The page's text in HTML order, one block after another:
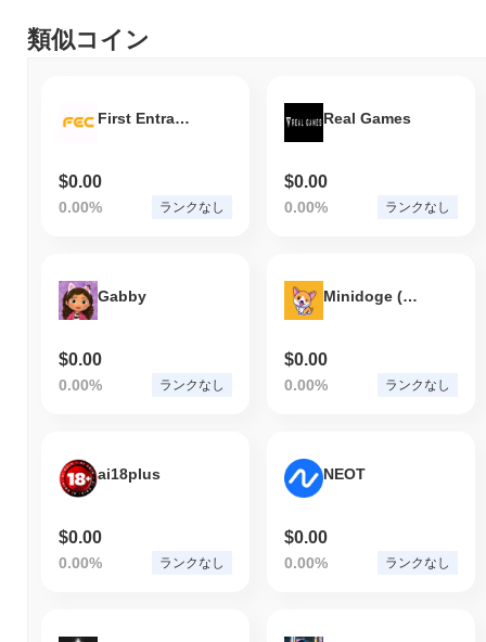
うなパフォーマンスですか？
メンタムと比較して、SAADの価格アクションにおける一時的な
遅れを示しています。
類似コイン
First Entrance Coin
$0.00
0.00% ランクなし
Real Games
$0.00
0.00% ランクなし
Gabby
$0.00
0.00% ランクなし
Minidoge (minidoge.co)
$0.00
0.00% ランクなし
ai18plus
$0.00
0.00% ランクなし
NEOT
$0.00
0.00% ランクなし